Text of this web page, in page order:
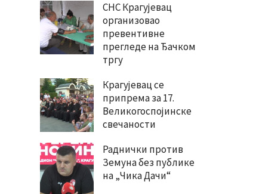
СНС Крагујевац
организовао
превентивне
прегледе на Ђачком
тргу
Крагујевац се
припрема за 17.
Великогоспојинске
свечаности
Раднички против
Земуна без публике
на „Чика Дачи“